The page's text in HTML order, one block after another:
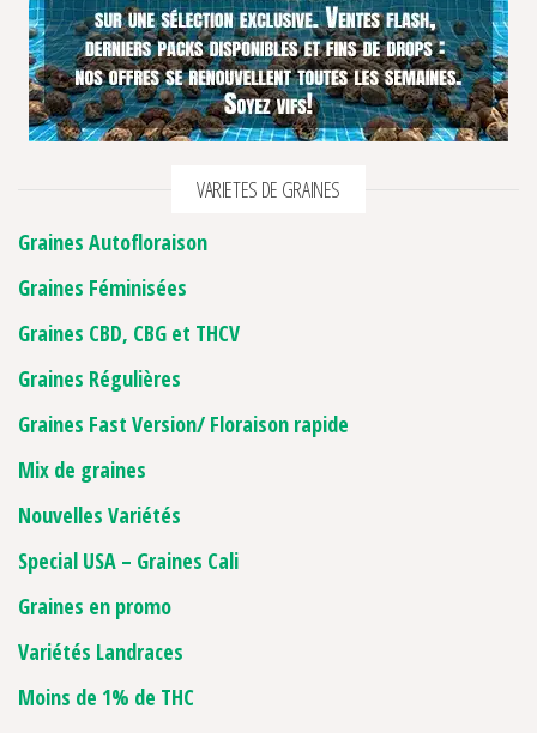
VARIETES DE GRAINES
Graines Autofloraison
Graines Féminisées
Graines CBD, CBG et THCV
Graines Régulières
Graines Fast Version/ Floraison rapide
Mix de graines
Nouvelles Variétés
Special USA – Graines Cali
Graines en promo
Variétés Landraces
Moins de 1% de THC